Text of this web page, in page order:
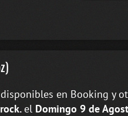
en Booking y
el Domingo 9 de